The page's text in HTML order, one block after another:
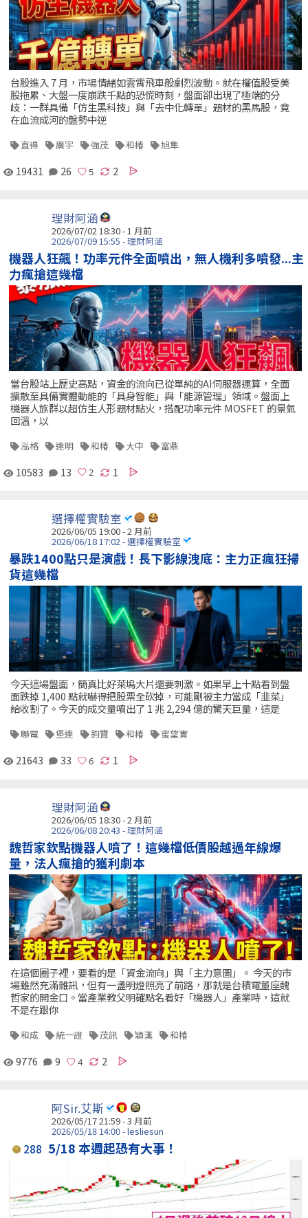
台股進入 7 月，市場情緒如雲霄飛車般劇烈波動。就在權值股受美
股拖累、大盤一度崩跌千點的恐慌時刻，盤面卻出現了極端的分
歧：一群具備「仿生黑科技」與「去中化轉單」題材的黑馬股，竟
在血流成河的盤勢中逆
直得 廣宇 強茂 和椿 旭隼
19431 26 2
理財阿涵
2026/07/02 18:30 - 1 月前
2026/07/09 15:55 - 理財阿涵
機器人狂飆！功率元件全面噴出，無人機利多噴發...主
力瘋搶這幾檔
當台股站上歷史高點，資金的流向已從單純的AI伺服器運算，全面
擴散至具備實體動能的「具身智能」與「能源管理」領域。盤面上
機器人族群以超仿生人形題材點火，搭配功率元件 MOSFET 的景氣
回溫，以
泓格 達明 和椿 大中 富鼎
10583 13 1
選擇權實驗室
2026/06/05 19:00 - 2 月前
2026/06/18 17:02 - 選擇權實驗室
暴跌1400點只是演戲！長下影線洩底：主力正瘋狂掃
貨這幾檔
今天這場盤面，簡真比好萊塢大片還要刺激。如果早上十點看到盤
面跌掉 1,400 點就嚇得把股票全砍掉，可能剛被主力當成「韭菜」
給收割了。今天的成交量噴出了 1 兆 2,294 億的驚天巨量，這是
聯電 堡達 鈞寶 和椿 蜜望實
21643 33 1
理財阿涵
2026/06/05 18:30 - 2 月前
2026/06/08 20:43 - 理財阿涵
魏哲家欽點機器人噴了！這幾檔低價股越過年線爆
量，法人瘋搶的獲利劇本
在這個圈子裡，要看的是「資金流向」與「主力意圖」。 今天的市
場雖然充滿雜訊，但有一盞明燈照亮了前路，那就是台積電董座魏
哲家的開金口。當產業教父明確點名看好「機器人」產業時，這就
不是在跟你
和成 統一證 茂訊 穎漢 和椿
9776 9 2
阿Sir.艾斯
2026/05/17 21:59 - 3 月前
2026/05/18 14:00 - lesliesun
288 5/18 本週起恐有大事！